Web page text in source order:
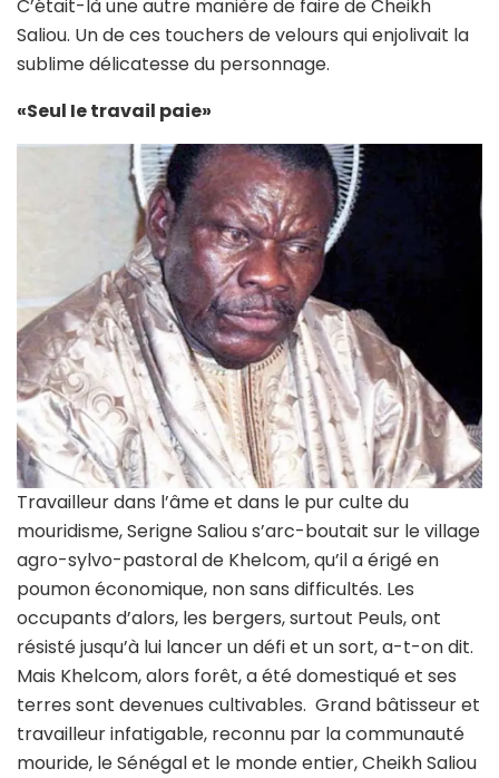
C’était-là une autre manière de faire de Cheikh
Saliou. Un de ces touchers de velours qui enjolivait la
sublime délicatesse du personnage.
«Seul Ie travail paie»
Travailleur dans l’âme et dans le pur culte du
mouridisme, Serigne Saliou s’arc-boutait sur le village
agro-sylvo-pastoral de Khelcom, qu’il a érigé en
poumon économique, non sans difficultés. Les
occupants d’alors, les bergers, surtout Peuls, ont
résisté jusqu’à lui lancer un défi et un sort, a-t-on dit.
Mais Khelcom, alors forêt, a été domestiqué et ses
terres sont devenues cultivables. Grand bâtisseur et
travailleur infatigable, reconnu par la communauté
mouride, le Sénégal et le monde entier, Cheikh Saliou